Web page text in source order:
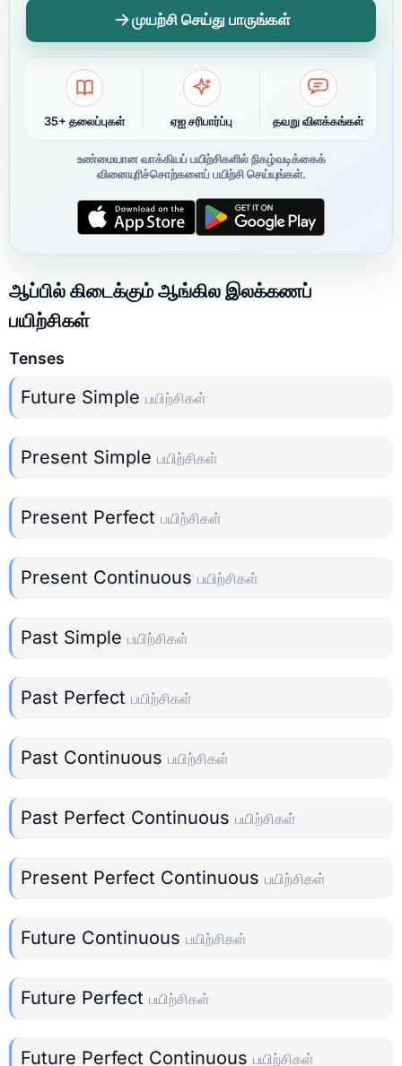
முயற்சி செய்து பாருங்கள்
35+ தலைப்புகள் ஏஐ சரிபார்ப்பு தவறு விளக்கங்கள்
உண்மையான வாக்கியப் பயிற்சிகளில் நிகழ்வடிக்கைக்
வினையுரிச்சொற்களைப் பயிற்சி செய்யுங்கள்.
ஆப்பில் கிடைக்கும் ஆங்கில இலக்கணப்
பயிற்சிகள்
Tenses
Future Simple பயிற்சிகள்
Present Simple பயிற்சிகள்
Present Perfect பயிற்சிகள்
Present Continuous பயிற்சிகள்
Past Simple பயிற்சிகள்
Past Perfect பயிற்சிகள்
Past Continuous பயிற்சிகள்
Past Perfect Continuous பயிற்சிகள்
Present Perfect Continuous பயிற்சிகள்
Future Continuous பயிற்சிகள்
Future Perfect பயிற்சிகள்
Future Perfect Continuous பயிற்சிகள்